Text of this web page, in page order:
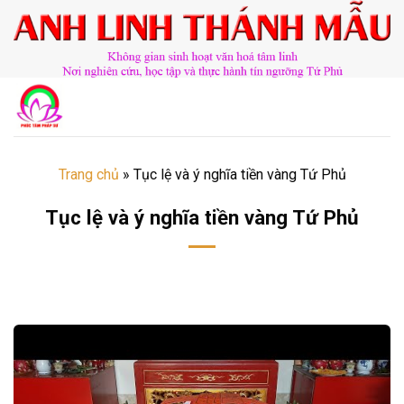
Chuyển
đến
Trang chủ » Tục lệ và ý nghĩa tiền vàng Tứ Phủ
Tục lệ và ý nghĩa tiền vàng Tứ Phủ